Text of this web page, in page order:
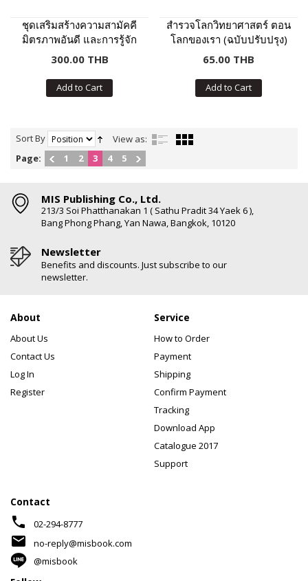
ชุดเสริมสร้างความสามัคคี
มิตรภาพอันดี และการรู้จัก
ช่วยเหลือผู้อื่น
300.00 THB
Add to Cart
สำรวจโลกวิทยาศาสตร์ ตอน
โลกของเรา (ฉบับปรับปรุง)
65.00 THB
Add to Cart
Sort By
View as:
Page:
1 2 3 4 5
MIS Publishing Co., Ltd.
213/3 Soi Phatthanakan 1 ( Sathu Pradit 34 Yaek 6 ),
Bang Phong Phang, Yan Nawa, Bangkok, 10120
Newsletter
Benefits and discounts. Just subscribe to our
newsletter.
About
About Us
Contact Us
Log In
Register
Service
How to Order
Payment
Shipping
Confirm Payment
Tracking
Download App
Catalogue 2017
Support
Contact
phone 02-294-8777
mail
no-reply@misbook.com
@misbook